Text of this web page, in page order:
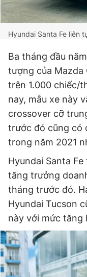
Hyundai Santa Fe liên
Ba tháng đầu
tượng của Mazda
trên 1.000 chiếc/
nay, mẫu xe này
crossover cỡ
trước đó cũng có
trong năm 2021
Hyundai Santa
tăng trưởng
tháng trước đó.
Hyundai Tucson
này với mức tăng